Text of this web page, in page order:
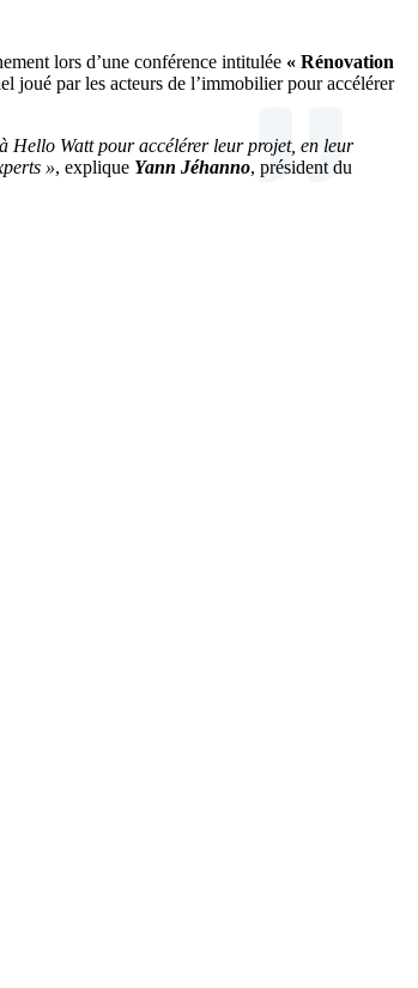
lors d’une conférence intitulée « Rénovation
joué par les acteurs de l’immobilier pour accélérer
Hello Watt pour accélérer leur projet, en leur
», explique Yann Jéhanno, président du